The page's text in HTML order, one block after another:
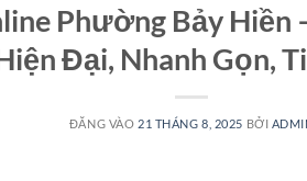
Phường Bảy Hiền
Đại, Nhanh Gọn,
ĐĂNG VÀO 21 THÁNG 8, 2025 BỞI